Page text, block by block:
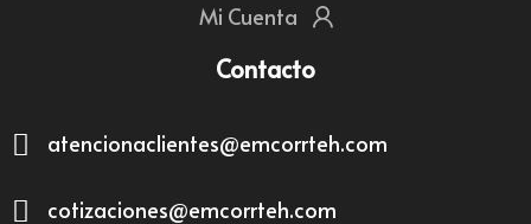
Mi Cuenta
Contacto
atencionaclientes@emcorrteh.com
cotizaciones@emcorrteh.com